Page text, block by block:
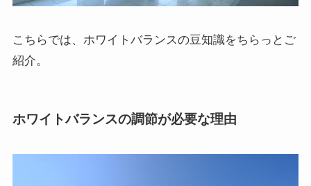
こちらでは、ホワイトバランスの豆知識をちらっとご
紹介。
ホワイトバランスの調節が必要な理由